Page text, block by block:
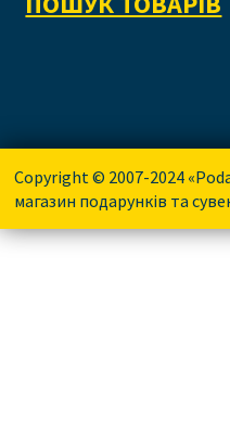
Copyright © 2007-2024
магазин подарунків та